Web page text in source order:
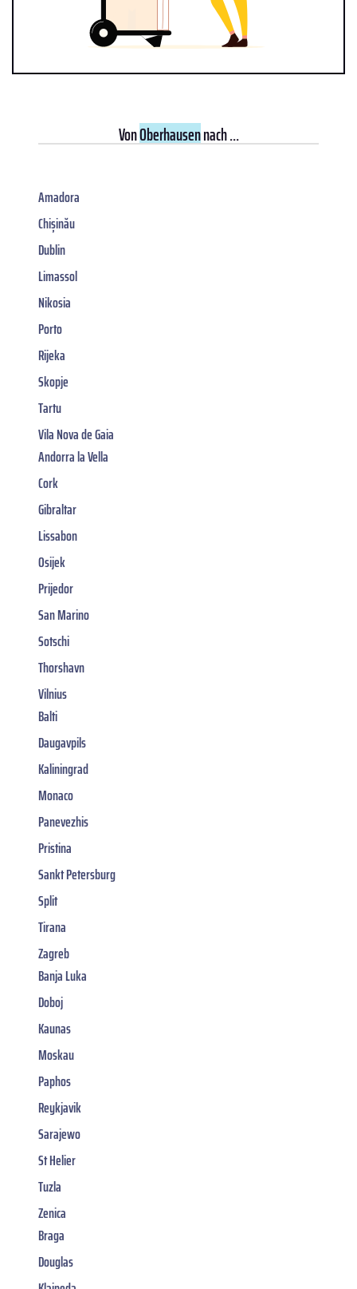
VonOberhausennach ...
Amadora
Chișinău
Dublin
Limassol
Nikosia
Porto
Rijeka
Skopje
Tartu
Vila Nova de Gaia
Andorra la Vella
Cork
Gibraltar
Lissabon
Osijek
Prijedor
San Marino
Sotschi
Thorshavn
Vilnius
Balti
Daugavpils
Kaliningrad
Monaco
Panevezhis
Pristina
Sankt Petersburg
Split
Tirana
Zagreb
Banja Luka
Doboj
Kaunas
Moskau
Paphos
Reykjavik
Sarajewo
St Helier
Tuzla
Zenica
Braga
Douglas